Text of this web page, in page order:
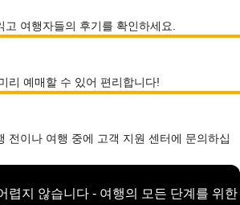
고 여행자들의 후기를 확인하세요.
리 예매할 수 있어 편리합니다!
전이나 여행 중에 고객 지원 센터에 문의하십
렵지 않습니다 - 여행의 모든 단계를 위한